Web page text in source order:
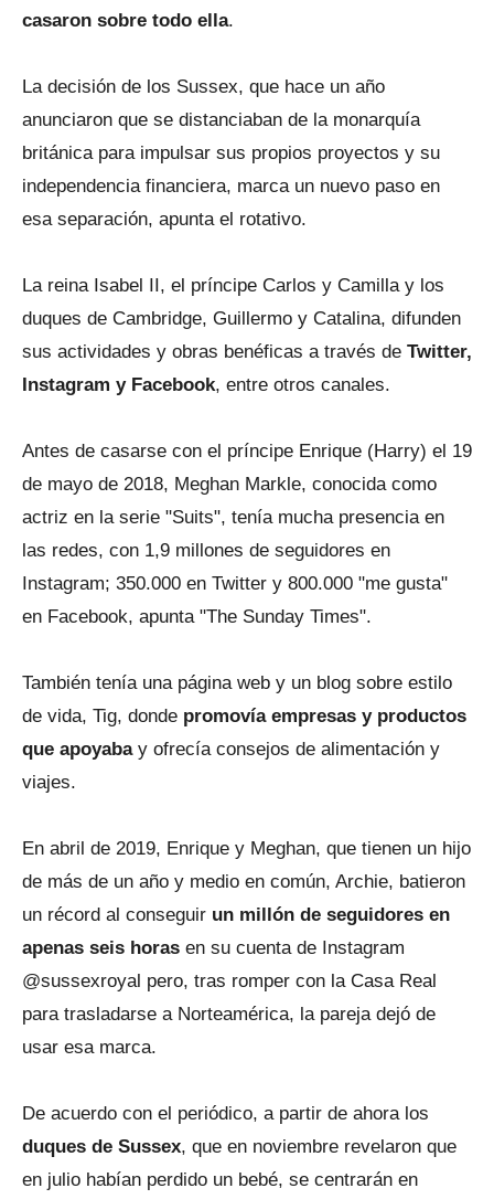
casaron sobre todo ella.
La decisión de los Sussex, que hace un año
anunciaron que se distanciaban de la monarquía
británica para impulsar sus propios proyectos y su
independencia financiera, marca un nuevo paso en
esa separación, apunta el rotativo.
La reina Isabel II, el príncipe Carlos y Camilla y los
duques de Cambridge, Guillermo y Catalina, difunden
sus actividades y obras benéficas a través de Twitter,
Instagram y Facebook, entre otros canales.
Antes de casarse con el príncipe Enrique (Harry) el 19
de mayo de 2018, Meghan Markle, conocida como
actriz en la serie "Suits", tenía mucha presencia en
las redes, con 1,9 millones de seguidores en
Instagram; 350.000 en Twitter y 800.000 "me gusta"
en Facebook, apunta "The Sunday Times".
También tenía una página web y un blog sobre estilo
de vida, Tig, donde promovía empresas y productos
que apoyabay ofrecía consejos de alimentación y
viajes.
En abril de 2019, Enrique y Meghan, que tienen un hijo
de más de un año y medio en común, Archie, batieron
un récord al conseguir un millón de seguidores en
apenas seis horas en su cuenta de Instagram
@sussexroyal pero, tras romper con la Casa Real
para trasladarse a Norteamérica, la pareja dejó de
usar esa marca.
De acuerdo con el periódico, a partir de ahora los
duques de Sussex, que en noviembre revelaron que
en julio habían perdido un bebé, se centrarán en